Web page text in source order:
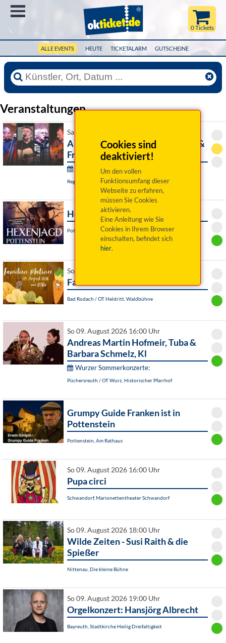
ALLE EVENTS HEUTE TICKETALARM GUTSCHEINE
0 Tickets
Cookies sind
deaktiviert!
Um den vollen
Funktionsumfang dieser
Webseite zu erfahren,
müssen Sie Cookies
aktivieren.
Eine Anleitung wie Sie
Cookies in Ihrem Browser
einschalten, befindet sich
hier.
Veranstaltungen
Sa 08. August 2026 19:30 Uhr
A tribute to Bob Dylan - Oldfolks &
Friends
PALAZZO - Festival :
Regensburg, Thon-Dittmer-Palais
Hexenjagd Pottenstein
Pottenstein, Am Rathaus
So 09. August 2026 11:00 Uhr
Familienmatinee
Bad Rodach / OT Heldritt, Waldbühne
So 09. August 2026 16:00 Uhr
Andreas Martin Hofmeir, Tuba &
Barbara Schmelz, Kl
Wurzer Sommerkonzerte:
Püchersreuth / OT Wurz, Historischer Pfarrhof
Grumpy Guide Franken ist in
Pottenstein
Pottenstein, Am Rathaus
So 09. August 2026 16:00 Uhr
Pupa circi
Schwandorf, Marionettentheater Schwandorf
So 09. August 2026 18:00 Uhr
Wilde Zeiten - Susi Raith & die
Spießer
Nittenau, Die kleine Bühne
So 09. August 2026 19:00 Uhr
Orgelkonzert: Hansjörg Albrecht
Bayreuth, Stadtkirche Heilig Dreifaltigkeit